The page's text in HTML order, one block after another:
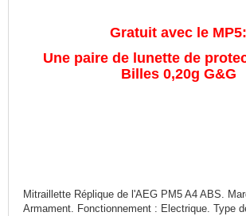
Gratuit avec le MP5:
Une paire de lunette de
Billes 0,20g G&G
Mitraillette Réplique de l'AEG PM5 A4 ABS.
Armament. Fonctionnement : Electrique. Type